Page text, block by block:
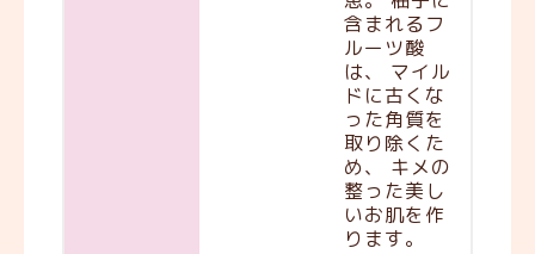
含まれるフ
ルーツ酸
は、 マイル
ドに古くな
った角質を
取り除くた
め、 キメの
整った美し
いお肌を作
ります。